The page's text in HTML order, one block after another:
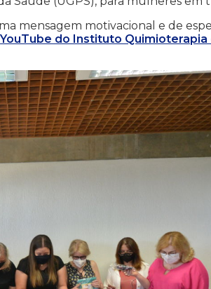
mensagem motivacional e de
YouTube do Instituto Quimioterapia